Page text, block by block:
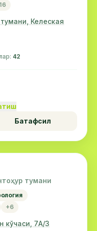
Келеская
42
Батафсил
тумани
+6
кўчаси, 7А/3